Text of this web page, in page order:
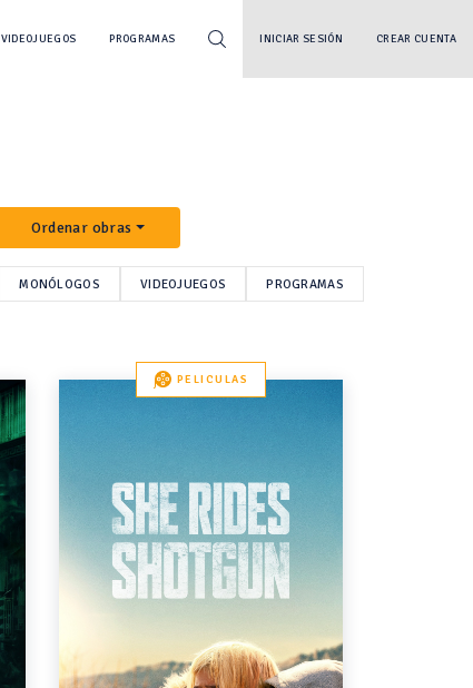
VIDEOJUEGOS PROGRAMAS INICIAR SESIÓN CREAR CUENTA
Ordenar obras
MONÓLOGOS VIDEOJUEGOS PROGRAMAS
PELICULAS